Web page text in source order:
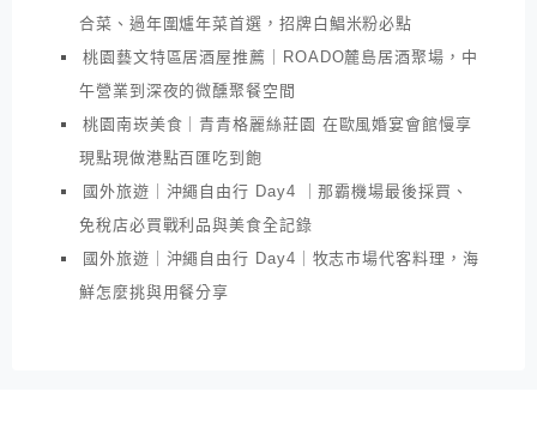
合菜、過年圍爐年菜首選，招牌白鯧米粉必點
桃園藝文特區居酒屋推薦｜ROADO麓島居酒聚場，中
午營業到深夜的微醺聚餐空間
桃園南崁美食｜青青格麗絲莊園 在歐風婚宴會館慢享
現點現做港點百匯吃到飽
國外旅遊｜沖繩自由行 Day4 ｜那霸機場最後採買、
免稅店必買戰利品與美食全記錄
國外旅遊｜沖繩自由行 Day4｜牧志市場代客料理，海
鮮怎麼挑與用餐分享